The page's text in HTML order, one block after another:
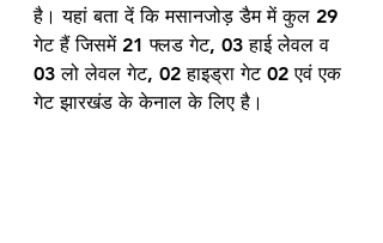
है। यहां बता दें कि मसानजोड़ डैम में कुल 29
गेट हैं जिसमें 21 फ्लड गेट, 03 हाई लेवल व
03 लो लेवल गेट, 02 हाइड्रा गेट 02 एवं एक
गेट झारखंड के केनाल के लिए है।